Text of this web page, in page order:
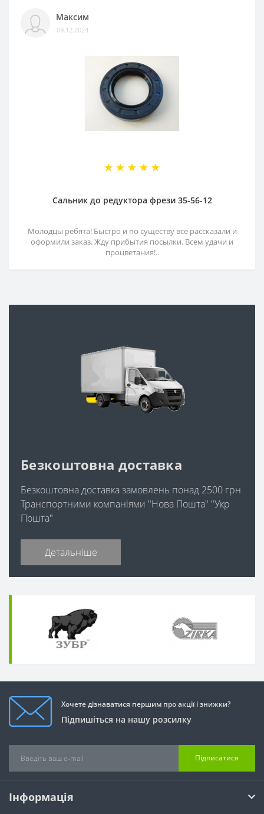
Максим
09.12.2024
Сальник до редуктора фрези 35-56-12
Молодцы ребята! Быстро и по существу всё рассказали и
оформили заказ. Жду прибытия посылки. Всем удачи и
процветания!..
Безкоштовна доставка
Безкоштовна доставка замовлень понад 2500 грн
Транспортними компаніями "Нова Пошта" "Укр
Пошта"
Детальніше
Хочете дізнаватися першим про акції і знижки?
Підпишіться на нашу розсилку
Підписатися
Інформація